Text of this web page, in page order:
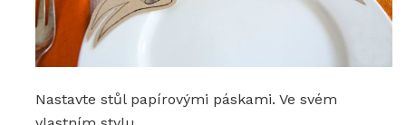
Nastavte stůl papírovými páskami. Ve svém